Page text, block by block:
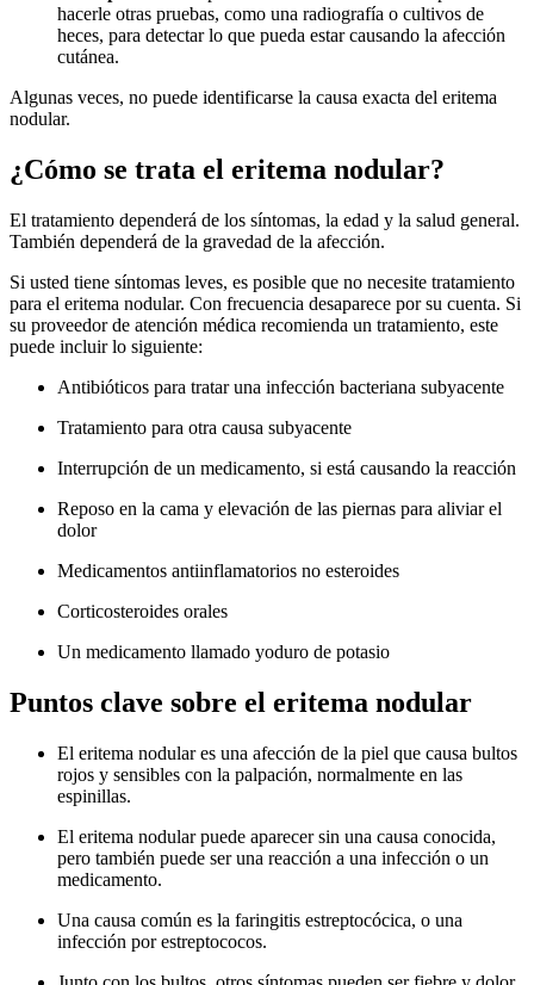
hacerle otras pruebas, como una radiografía o cultivos de
heces, para detectar lo que pueda estar causando la afección
cutánea.
Algunas veces, no puede identificarse la causa exacta del eritema
nodular.
¿Cómo se trata el eritema nodular?
El tratamiento dependerá de los síntomas, la edad y la salud general.
También dependerá de la gravedad de la afección.
Si usted tiene síntomas leves, es posible que no necesite tratamiento
para el eritema nodular. Con frecuencia desaparece por su cuenta. Si
su proveedor de atención médica recomienda un tratamiento, este
puede incluir lo siguiente:
Antibióticos para tratar una infección bacteriana subyacente
Tratamiento para otra causa subyacente
Interrupción de un medicamento, si está causando la reacción
Reposo en la cama y elevación de las piernas para aliviar el
dolor
Medicamentos antiinflamatorios no esteroides
Corticosteroides orales
Un medicamento llamado yoduro de potasio
Puntos clave sobre el eritema nodular
El eritema nodular es una afección de la piel que causa bultos
rojos y sensibles con la palpación, normalmente en las
espinillas.
El eritema nodular puede aparecer sin una causa conocida,
pero también puede ser una reacción a una infección o un
medicamento.
Una causa común es la faringitis estreptocócica, o una
infección por estreptococos.